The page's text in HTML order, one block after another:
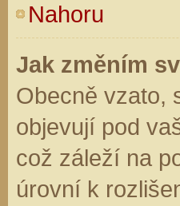
Nahoru
Jak změním
Obecně vzato,
objevují pod
což záleží na
úrovní k